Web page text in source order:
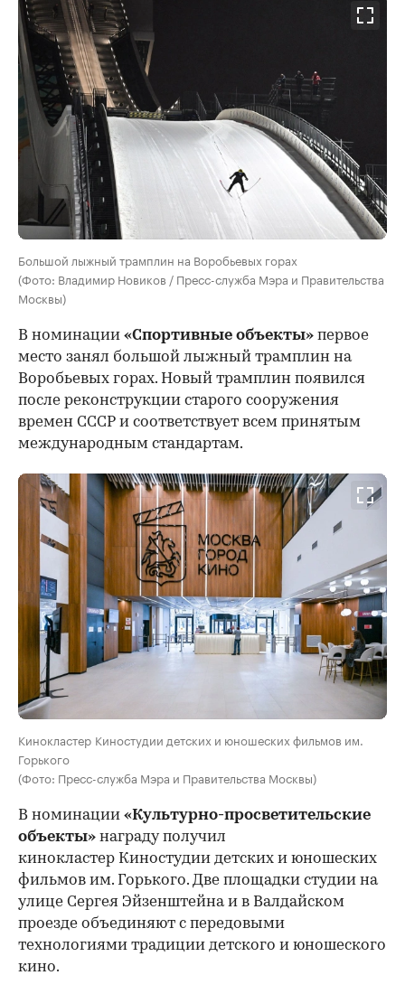
Большой лыжный трамплин на Воробьевых горах
(Фото: Владимир Новиков / Пресс-служба Мэра и Правительства
Москвы)
В номинации «Спортивные объекты» первое
место занял большой лыжный трамплин на
Воробьевых горах. Новый трамплин появился
после реконструкции старого сооружения
времен СССР и соответствует всем принятым
международным стандартам.
Кинокластер Киностудии детских и юношеских фильмов им.
Горького
(Фото: Пресс-служба Мэра и Правительства Москвы)
В номинации «Культурно-просветительские
объекты» награду получил
кинокластер Киностудии детских и юношеских
фильмов им. Горького. Две площадки студии на
улице Сергея Эйзенштейна и в Валдайском
проезде объединяют с передовыми
технологиями традиции детского и юношеского
кино.